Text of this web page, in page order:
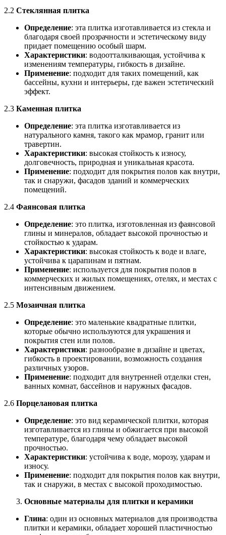
2.2 Стеклянная плитка
Определение: эта плитка изготавливается из стекла и
благодаря своей прозрачности и эстетическому виду
придает помещению особый шарм.
Характеристики: водоотталкивающая, устойчива к
изменениям температуры, гибкость в дизайне.
Применение: подходит для таких помещений, как
бассейны, кухни и интерьеры, где важен эстетический
эффект.
2.3 Каменная плитка
Определение: эта плитка изготавливается из
натурального камня, такого как мрамор, гранит или
травертин.
Характеристики: высокая стойкость к износу,
долговечность, природная и уникальная красота.
Применение: подходит для покрытия полов как внутри,
так и снаружи, фасадов зданий и коммерческих
помещений.
2.4 Фаянсовая плитка
Определение: это плитка, изготовленная из фаянсовой
глины и минералов, обладает высокой прочностью и
стойкостью к ударам.
Характеристики: высокая стойкость к воде и влаге,
устойчива к царапинам и пятнам.
Применение: используется для покрытия полов в
коммерческих и жилых помещениях, отелях, и местах с
интенсивным движением.
2.5 Мозаичная плитка
Определение: это маленькие квадратные плитки,
которые обычно используются для украшения и
покрытия стен или полов.
Характеристики: разнообразие в дизайне и цветах,
гибкость в проектировании, возможность создания
различных узоров.
Применение: подходит для внутренней отделки стен,
ванных комнат, бассейнов и наружных фасадов.
2.6 Порцелановая плитка
Определение: это вид керамической плитки, которая
изготавливается из глины и обжигается при высокой
температуре, благодаря чему обладает высокой
прочностью.
Характеристики: устойчива к воде, морозу, ударам и
износу.
Применение: подходит для покрытия полов как внутри,
так и снаружи, в местах с высокой проходимостью.
Основные материалы для плитки и керамики
Глина: один из основных материалов для производства
плитки и керамики, обладает хорошей пластичностью